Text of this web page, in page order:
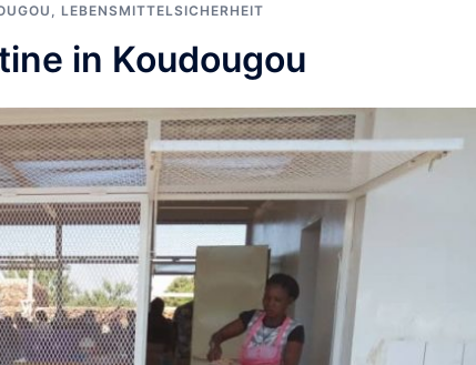
LEBENSMITTELSICHERHEIT
in Koudougou